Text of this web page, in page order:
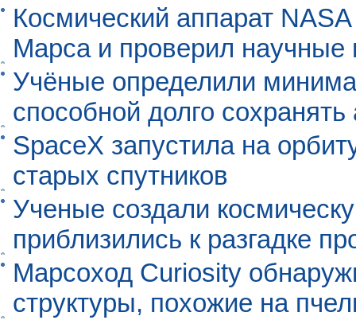
Космический аппарат
Марса и проверил научные
Учёные определили
способной долго
SpaceX запустила на
старых спутников
Ученые создали
приблизились к разгадке
Марсоход Curiosity
структуры, похожие на